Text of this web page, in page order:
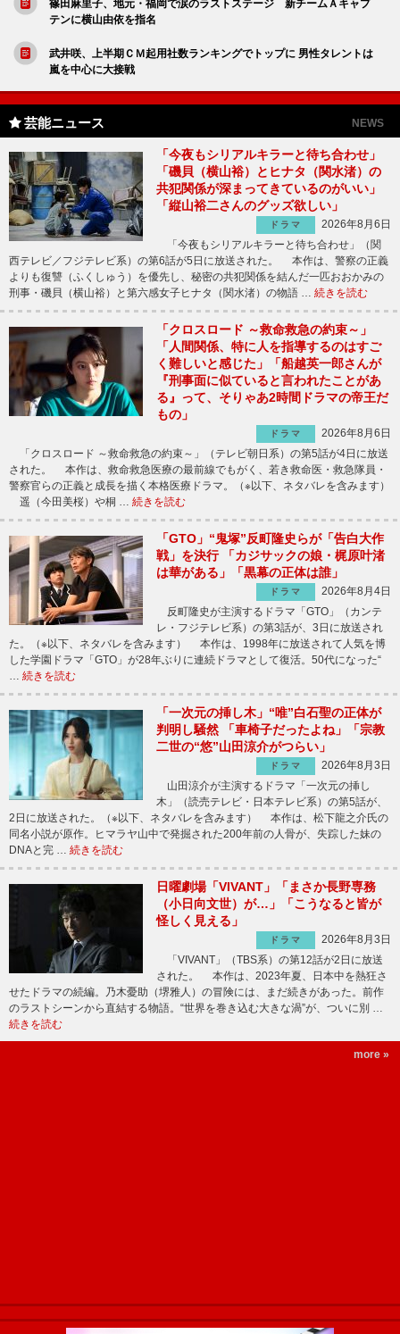
篠田麻里子、地元・福岡で涙のラストステージ 新チームＡキャプ
テンに横山由依を指名
武井咲、上半期ＣＭ起用社数ランキングでトップに 男性タレントは
嵐を中心に大接戦
芸能ニュース NEWS
「今夜もシリアルキラーと待ち合わせ」
「磯貝（横山裕）とヒナタ（関水渚）の
共犯関係が深まってきているのがいい」
「縦山裕二さんのグッズ欲しい」
ドラマ
2026年8月6日
「今夜もシリアルキラーと待ち合わせ」（関
西テレビ／フジテレビ系）の第6話が5日に放送された。 本作は、警察の正義
よりも復讐（ふくしゅう）を優先し、秘密の共犯関係を結んだ一匹おおかみの
刑事・磯貝（横山裕）と第六感女子ヒナタ（関水渚）の物語 … 続きを読む
「クロスロード ～救命救急の約束～」
「人間関係、特に人を指導するのはすご
く難しいと感じた」「船越英一郎さんが
『刑事面に似ていると言われたことがあ
る』って、そりゃあ2時間ドラマの帝王だ
もの」
ドラマ
2026年8月6日
「クロスロード ～救命救急の約束～」（テレビ朝日系）の第5話が4日に放送
された。 本作は、救命救急医療の最前線でもがく、若き救命医・救急隊員・
警察官らの正義と成長を描く本格医療ドラマ。（※以下、ネタバレを含みます）
遥（今田美桜）や桐 … 続きを読む
「GTO」“鬼塚”反町隆史らが「告白大作
戦」を決行 「カジサックの娘・梶原叶渚
は華がある」「黒幕の正体は誰」
ドラマ
2026年8月4日
反町隆史が主演するドラマ「GTO」（カンテ
レ・フジテレビ系）の第3話が、3日に放送され
た。（※以下、ネタバレを含みます） 本作は、1998年に放送されて人気を博
した学園ドラマ「GTO」が28年ぶりに連続ドラマとして復活。50代になった“
… 続きを読む
「一次元の挿し木」“唯”白石聖の正体が
判明し騒然 「車椅子だったよね」「宗教
二世の“悠”山田涼介がつらい」
ドラマ
2026年8月3日
山田涼介が主演するドラマ「一次元の挿し
木」（読売テレビ・日本テレビ系）の第5話が、
2日に放送された。（※以下、ネタバレを含みます） 本作は、松下龍之介氏の
同名小説が原作。ヒマラヤ山中で発掘された200年前の人骨が、失踪した妹の
DNAと完 … 続きを読む
日曜劇場「VIVANT」「まさか長野専務
（小日向文世）が…」「こうなると皆が
怪しく見える」
ドラマ
2026年8月3日
「VIVANT」（TBS系）の第12話が2日に放送
された。 本作は、2023年夏、日本中を熱狂さ
せたドラマの続編。乃木憂助（堺雅人）の冒険には、まだ続きがあった。前作
のラストシーンから直結する物語。“世界を巻き込む大きな渦”が、ついに別 …
続きを読む
more »